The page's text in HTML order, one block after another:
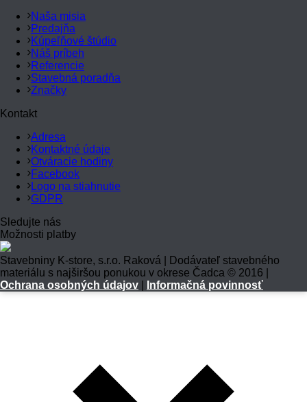
Naša misia
Predajňa
Kúpeľňové štúdio
Náš príbeh
Referencie
Stavebná poradňa
Značky
Kontakt
Adresa
Kontaktné údaje
Otváracie hodiny
Facebook
Logo na stiahnutie
GDPR
Sledujte nás
Možnosti platby
Stavebniny K-store, s.r.o. Raková | Dodávateľ stavebného
materiálu s najširšou ponukou v okrese Čadca © 2016 |
Ochrana osobných údajov
Informačná povinnosť